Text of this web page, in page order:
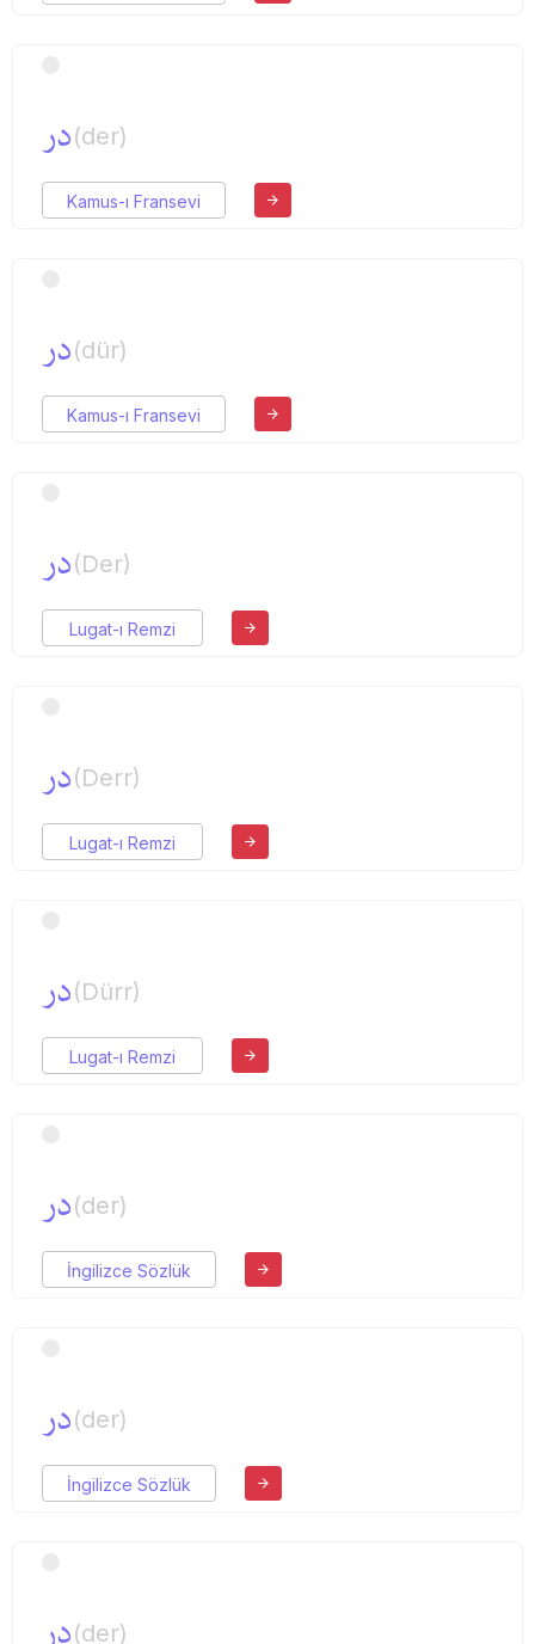
در(der)
Kamus-ı Fransevi
در(dür)
Kamus-ı Fransevi
در(Der)
Lugat-ı Remzi
در(Derr)
Lugat-ı Remzi
در(Dürr)
Lugat-ı Remzi
در(der)
İngilizce Sözlük
در(der)
İngilizce Sözlük
در(der)